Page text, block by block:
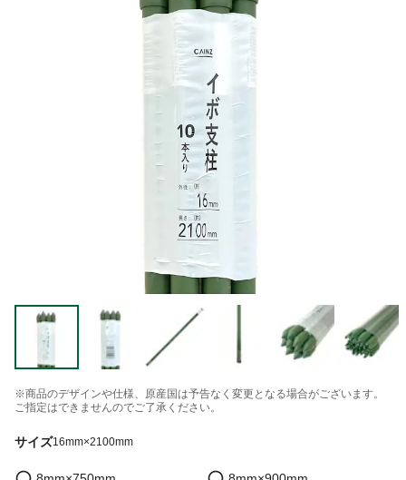
※商品のデザインや仕様、原産国は予告なく変更となる場合がございます。
ご指定はできませんのでご了承ください。
サイズ16mm×2100mm